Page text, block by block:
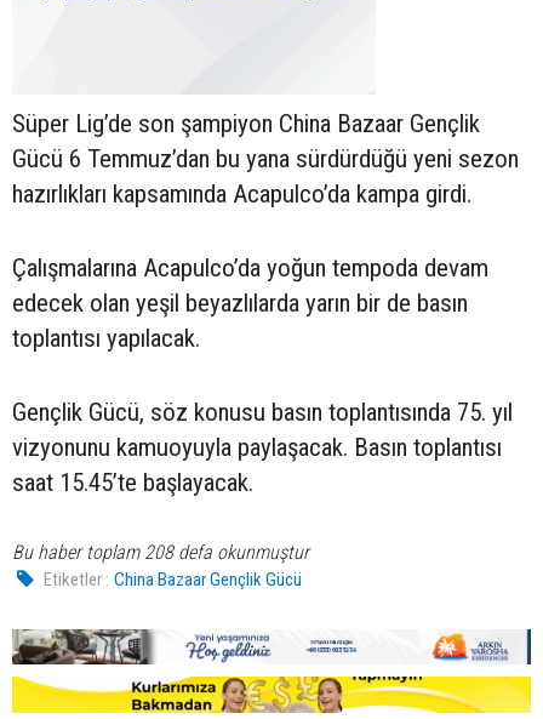
Süper Lig’de son şampiyon China Bazaar Gençlik
Gücü 6 Temmuz’dan bu yana sürdürdüğü yeni sezon
hazırlıkları kapsamında Acapulco’da kampa girdi.
Çalışmalarına Acapulco’da yoğun tempoda devam
edecek olan yeşil beyazlılarda yarın bir de basın
toplantısı yapılacak.
Gençlik Gücü, söz konusu basın toplantısında 75. yıl
vizyonunu kamuoyuyla paylaşacak. Basın toplantısı
saat 15.45’te başlayacak.
Bu haber toplam 208 defa okunmuştur
Etiketler : China Bazaar Gençlik Gücü